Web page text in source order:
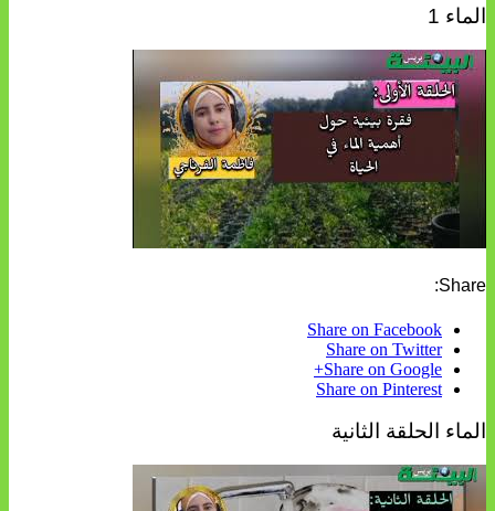
الماء 1
Share:
Share on Facebook
Share on Twitter
Share on Google+
Share on Pinterest
الماء الحلقة الثانية